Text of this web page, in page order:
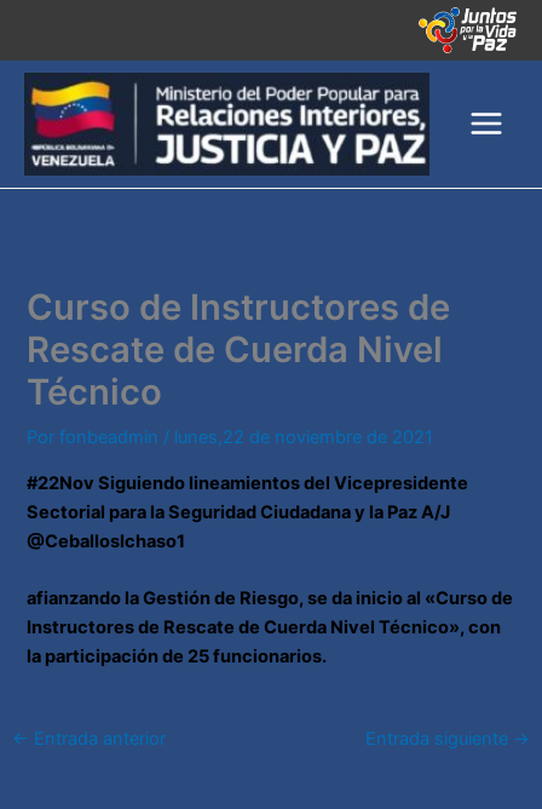
contenido
Curso de Instructores de
Rescate de Cuerda Nivel
Técnico
Porfonbeadmin / lunes,22 de noviembre de 2021
#22Nov Siguiendo lineamientos del Vicepresidente
Sectorial para la Seguridad Ciudadana y la Paz A/J
@CeballosIchaso1
afianzando la Gestión de Riesgo, se da inicio al «Curso de
Instructores de Rescate de Cuerda Nivel Técnico», con
la participación de 25 funcionarios.
← Entrada anterior Entrada siguiente →